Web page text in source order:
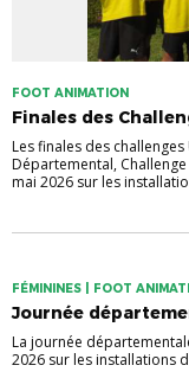
FOOT ANIMATION
Finales des
Les finales des
Départemental,
mai 2026 sur les
FÉMININES | FOOT
Journée
La journée
2026 sur les installations